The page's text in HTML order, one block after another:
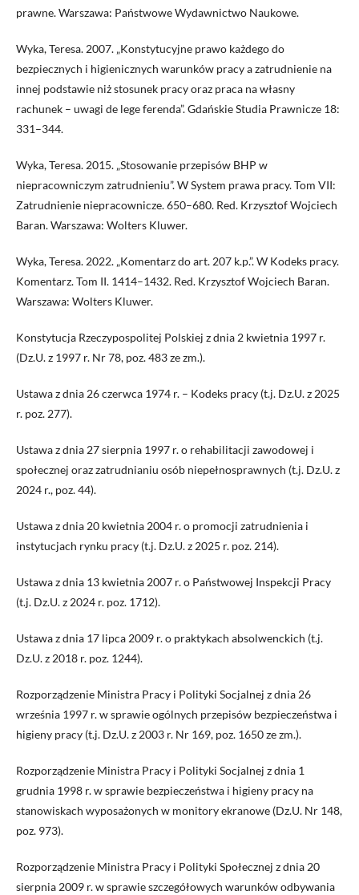
prawne. Warszawa: Państwowe Wydawnictwo Naukowe.
Wyka, Teresa. 2007. „Konstytucyjne prawo każdego do
bezpiecznych i higienicznych warunków pracy a zatrudnienie na
innej podstawie niż stosunek pracy oraz praca na własny
rachunek – uwagi de lege ferenda”. Gdańskie Studia Prawnicze 18:
331–344.
Wyka, Teresa. 2015. „Stosowanie przepisów BHP w
niepracowniczym zatrudnieniu”. W System prawa pracy. Tom VII:
Zatrudnienie niepracownicze. 650–680. Red. Krzysztof Wojciech
Baran. Warszawa: Wolters Kluwer.
Wyka, Teresa. 2022. „Komentarz do art. 207 k.p.”. W Kodeks pracy.
Komentarz. Tom II. 1414–1432. Red. Krzysztof Wojciech Baran.
Warszawa: Wolters Kluwer.
Konstytucja Rzeczypospolitej Polskiej z dnia 2 kwietnia 1997 r.
(Dz.U. z 1997 r. Nr 78, poz. 483 ze zm.).
Ustawa z dnia 26 czerwca 1974 r. – Kodeks pracy (t.j. Dz.U. z 2025
r. poz. 277).
Ustawa z dnia 27 sierpnia 1997 r. o rehabilitacji zawodowej i
społecznej oraz zatrudnianiu osób niepełnosprawnych (t.j. Dz.U. z
2024 r., poz. 44).
Ustawa z dnia 20 kwietnia 2004 r. o promocji zatrudnienia i
instytucjach rynku pracy (t.j. Dz.U. z 2025 r. poz. 214).
Ustawa z dnia 13 kwietnia 2007 r. o Państwowej Inspekcji Pracy
(t.j. Dz.U. z 2024 r. poz. 1712).
Ustawa z dnia 17 lipca 2009 r. o praktykach absolwenckich (t.j.
Dz.U. z 2018 r. poz. 1244).
Rozporządzenie Ministra Pracy i Polityki Socjalnej z dnia 26
września 1997 r. w sprawie ogólnych przepisów bezpieczeństwa i
higieny pracy (t.j. Dz.U. z 2003 r. Nr 169, poz. 1650 ze zm.).
Rozporządzenie Ministra Pracy i Polityki Socjalnej z dnia 1
grudnia 1998 r. w sprawie bezpieczeństwa i higieny pracy na
stanowiskach wyposażonych w monitory ekranowe (Dz.U. Nr 148,
poz. 973).
Rozporządzenie Ministra Pracy i Polityki Społecznej z dnia 20
sierpnia 2009 r. w sprawie szczegółowych warunków odbywania